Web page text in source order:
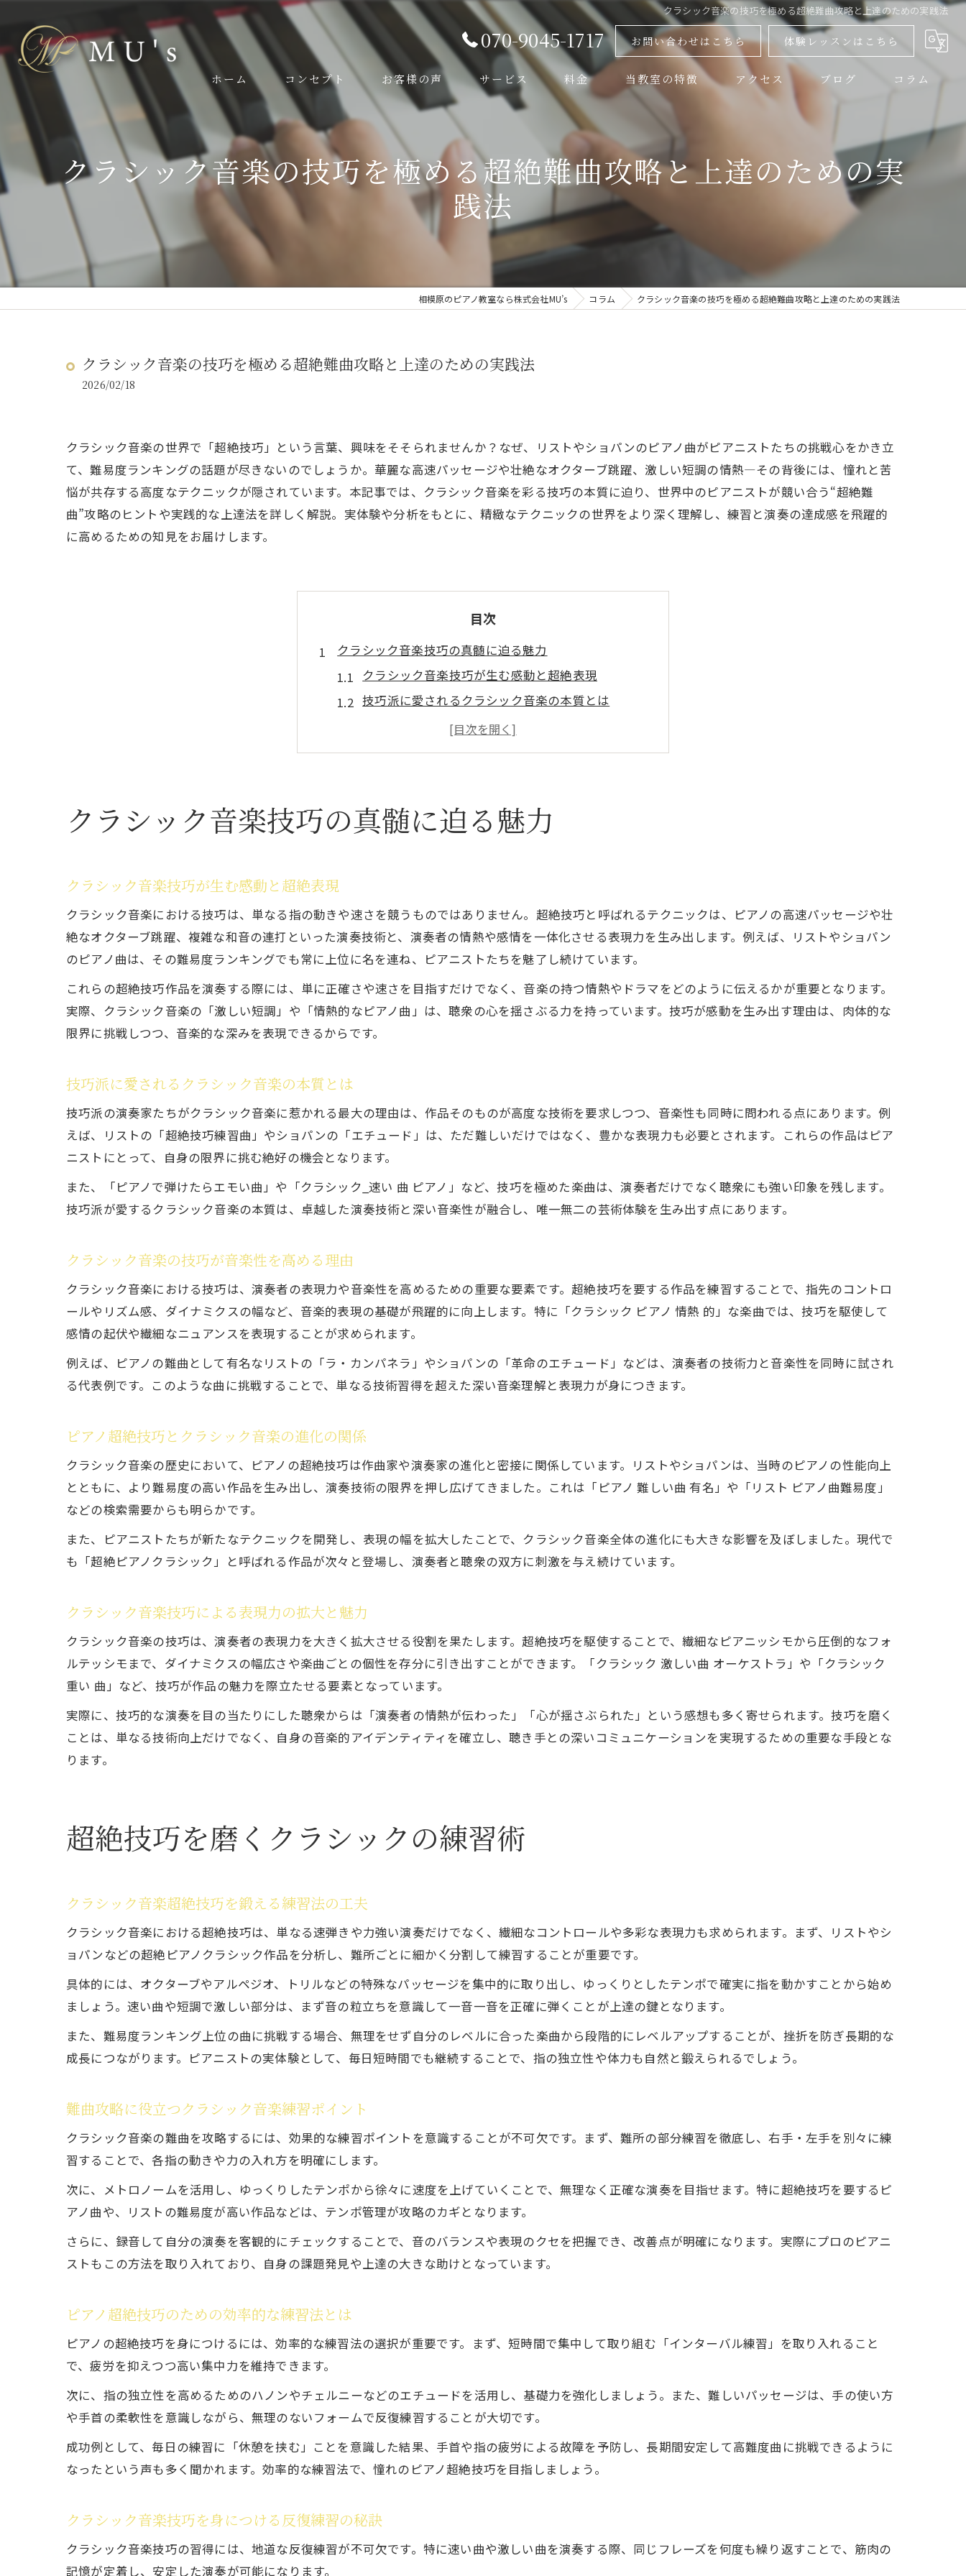
クラシック音楽の技巧を極める超絶難曲攻略と上達のための実践法
070-9045-1717 お問い合わせはこちら 体験レッスンはこちら
ホーム コンセプト
スタッフ
お客様の声 サービス 料金 当教室の特徴
弦楽器
管楽器
アクセス ブログ コラム
クラシック音楽の技巧を極める超絶難曲攻略と上達のための実
践法
相模原のピアノ教室なら株式会社MU’s コラム クラシック音楽の技巧を極める超絶難曲攻略と上達のための実践法
クラシック音楽の技巧を極める超絶難曲攻略と上達のための実践法
2026/02/18
クラシック音楽の世界で「超絶技巧」という言葉、興味をそそられませんか？なぜ、リストやショパンのピアノ曲がピアニストたちの挑戦心をかき立
て、難易度ランキングの話題が尽きないのでしょうか。華麗な高速パッセージや壮絶なオクターブ跳躍、激しい短調の情熱―その背後には、憧れと苦
悩が共存する高度なテクニックが隠されています。本記事では、クラシック音楽を彩る技巧の本質に迫り、世界中のピアニストが競い合う“超絶難
曲”攻略のヒントや実践的な上達法を詳しく解説。実体験や分析をもとに、精緻なテクニックの世界をより深く理解し、練習と演奏の達成感を飛躍的
に高めるための知見をお届けします。
目次
クラシック音楽技巧の真髄に迫る魅力
クラシック音楽技巧が生む感動と超絶表現
技巧派に愛されるクラシック音楽の本質とは
クラシック音楽の技巧が音楽性を高める理由
ピアノ超絶技巧とクラシック音楽の進化の関係
クラシック音楽超絶技巧を鍛える練習法の工夫
クラシック音楽技巧習得で指先の表現力を高める
情熱的なピアニスト必見の技巧分析
ピアニスト視点で分析するクラシック音楽技巧
クラシック音楽技巧の難所と乗り越え方の考察
技巧派が選ぶクラシック音楽の挑戦曲
クラシック音楽技巧を極めるための挑戦曲選び
ピアノ超絶技巧が光るクラシック音楽の名曲紹介
クラシック音楽技巧派に人気の難易度高い曲とは
クラシック音楽技巧と合致する挑戦曲の特徴分析
激しい短調に潜むクラシック技巧の奥深さ
クラシック音楽技巧が際立つ短調曲の奥深さ
激しい短調におけるクラシック音楽技巧の魅力
クラシック音楽技巧が短調作品に与える影響とは
情熱的な短調クラシック音楽技巧の分析視点
クラシック音楽技巧が短調で生まれる表現力
クラシック音楽難易度ランキングと技巧の関係
難易度ランキングから読み解くクラシック音楽技巧
クラシック音楽技巧が映える難しい曲の特徴分析
クラシック音楽技巧と難易度評価のポイント解説
クラシック音楽技巧の真髄に迫る魅力
クラシック音楽技巧が生む感動と超絶表現
クラシック音楽における技巧は、単なる指の動きや速さを競うものではありません。超絶技巧と呼ばれるテクニックは、ピアノの高速パッセージや壮
絶なオクターブ跳躍、複雑な和音の連打といった演奏技術と、演奏者の情熱や感情を一体化させる表現力を生み出します。例えば、リストやショパン
のピアノ曲は、その難易度ランキングでも常に上位に名を連ね、ピアニストたちを魅了し続けています。
これらの超絶技巧作品を演奏する際には、単に正確さや速さを目指すだけでなく、音楽の持つ情熱やドラマをどのように伝えるかが重要となります。
実際、クラシック音楽の「激しい短調」や「情熱的なピアノ曲」は、聴衆の心を揺さぶる力を持っています。技巧が感動を生み出す理由は、肉体的な
限界に挑戦しつつ、音楽的な深みを表現できるからです。
技巧派に愛されるクラシック音楽の本質とは
技巧派の演奏家たちがクラシック音楽に惹かれる最大の理由は、作品そのものが高度な技術を要求しつつ、音楽性も同時に問われる点にあります。例
えば、リストの「超絶技巧練習曲」やショパンの「エチュード」は、ただ難しいだけではなく、豊かな表現力も必要とされます。これらの作品はピア
ニストにとって、自身の限界に挑む絶好の機会となります。
また、「ピアノで弾けたらエモい曲」や「クラシック_速い 曲 ピアノ」など、技巧を極めた楽曲は、演奏者だけでなく聴衆にも強い印象を残します。
技巧派が愛するクラシック音楽の本質は、卓越した演奏技術と深い音楽性が融合し、唯一無二の芸術体験を生み出す点にあります。
クラシック音楽の技巧が音楽性を高める理由
クラシック音楽における技巧は、演奏者の表現力や音楽性を高めるための重要な要素です。超絶技巧を要する作品を練習することで、指先のコントロ
ールやリズム感、ダイナミクスの幅など、音楽的表現の基礎が飛躍的に向上します。特に「クラシック ピアノ 情熱 的」な楽曲では、技巧を駆使して
感情の起伏や繊細なニュアンスを表現することが求められます。
例えば、ピアノの難曲として有名なリストの「ラ・カンパネラ」やショパンの「革命のエチュード」などは、演奏者の技術力と音楽性を同時に試され
る代表例です。このような曲に挑戦することで、単なる技術習得を超えた深い音楽理解と表現力が身につきます。
ピアノ超絶技巧とクラシック音楽の進化の関係
クラシック音楽の歴史において、ピアノの超絶技巧は作曲家や演奏家の進化と密接に関係しています。リストやショパンは、当時のピアノの性能向上
とともに、より難易度の高い作品を生み出し、演奏技術の限界を押し広げてきました。これは「ピアノ 難しい曲 有名」や「リスト ピアノ曲難易度」
などの検索需要からも明らかです。
また、ピアニストたちが新たなテクニックを開発し、表現の幅を拡大したことで、クラシック音楽全体の進化にも大きな影響を及ぼしました。現代で
も「超絶ピアノクラシック」と呼ばれる作品が次々と登場し、演奏者と聴衆の双方に刺激を与え続けています。
クラシック音楽技巧による表現力の拡大と魅力
クラシック音楽の技巧は、演奏者の表現力を大きく拡大させる役割を果たします。超絶技巧を駆使することで、繊細なピアニッシモから圧倒的なフォ
ルテッシモまで、ダイナミクスの幅広さや楽曲ごとの個性を存分に引き出すことができます。「クラシック 激しい曲 オーケストラ」や「クラシック
重い 曲」など、技巧が作品の魅力を際立たせる要素となっています。
実際に、技巧的な演奏を目の当たりにした聴衆からは「演奏者の情熱が伝わった」「心が揺さぶられた」という感想も多く寄せられます。技巧を磨く
ことは、単なる技術向上だけでなく、自身の音楽的アイデンティティを確立し、聴き手との深いコミュニケーションを実現するための重要な手段とな
ります。
超絶技巧を磨くクラシックの練習術
クラシック音楽超絶技巧を鍛える練習法の工夫
クラシック音楽における超絶技巧は、単なる速弾きや力強い演奏だけでなく、繊細なコントロールや多彩な表現力も求められます。まず、リストやシ
ョパンなどの超絶ピアノクラシック作品を分析し、難所ごとに細かく分割して練習することが重要です。
具体的には、オクターブやアルペジオ、トリルなどの特殊なパッセージを集中的に取り出し、ゆっくりとしたテンポで確実に指を動かすことから始め
ましょう。速い曲や短調で激しい部分は、まず音の粒立ちを意識して一音一音を正確に弾くことが上達の鍵となります。
また、難易度ランキング上位の曲に挑戦する場合、無理をせず自分のレベルに合った楽曲から段階的にレベルアップすることが、挫折を防ぎ長期的な
成長につながります。ピアニストの実体験として、毎日短時間でも継続することで、指の独立性や体力も自然と鍛えられるでしょう。
難曲攻略に役立つクラシック音楽練習ポイント
クラシック音楽の難曲を攻略するには、効果的な練習ポイントを意識することが不可欠です。まず、難所の部分練習を徹底し、右手・左手を別々に練
習することで、各指の動きや力の入れ方を明確にします。
次に、メトロノームを活用し、ゆっくりしたテンポから徐々に速度を上げていくことで、無理なく正確な演奏を目指せます。特に超絶技巧を要するピ
アノ曲や、リストの難易度が高い作品などは、テンポ管理が攻略のカギとなります。
さらに、録音して自分の演奏を客観的にチェックすることで、音のバランスや表現のクセを把握でき、改善点が明確になります。実際にプロのピアニ
ストもこの方法を取り入れており、自身の課題発見や上達の大きな助けとなっています。
ピアノ超絶技巧のための効率的な練習法とは
ピアノの超絶技巧を身につけるには、効率的な練習法の選択が重要です。まず、短時間で集中して取り組む「インターバル練習」を取り入れること
で、疲労を抑えつつ高い集中力を維持できます。
次に、指の独立性を高めるためのハノンやチェルニーなどのエチュードを活用し、基礎力を強化しましょう。また、難しいパッセージは、手の使い方
や手首の柔軟性を意識しながら、無理のないフォームで反復練習することが大切です。
成功例として、毎日の練習に「休憩を挟む」ことを意識した結果、手首や指の疲労による故障を予防し、長期間安定して高難度曲に挑戦できるように
なったという声も多く聞かれます。効率的な練習法で、憧れのピアノ超絶技巧を目指しましょう。
クラシック音楽技巧を身につける反復練習の秘訣
クラシック音楽技巧の習得には、地道な反復練習が不可欠です。特に速い曲や激しい曲を演奏する際、同じフレーズを何度も繰り返すことで、筋肉の
記憶が定着し、安定した演奏が可能になります。